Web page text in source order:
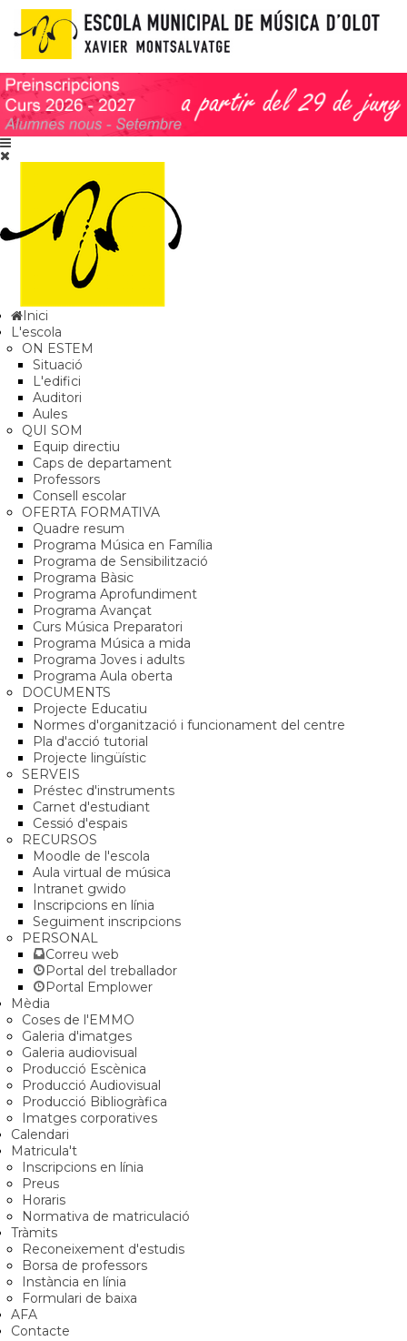
Inici
L'escola
ON ESTEM
Situació
L'edifici
Auditori
Aules
QUI SOM
Equip directiu
Caps de departament
Professors
Consell escolar
OFERTA FORMATIVA
Quadre resum
Programa Música en Família
Programa de Sensibilització
Programa Bàsic
Programa Aprofundiment
Programa Avançat
Curs Música Preparatori
Programa Música a mida
Programa Joves i adults
Programa Aula oberta
DOCUMENTS
Projecte Educatiu
Normes d'organització i funcionament del centre
Pla d'acció tutorial
Projecte lingüístic
SERVEIS
Préstec d'instruments
Carnet d'estudiant
Cessió d'espais
RECURSOS
Moodle de l'escola
Aula virtual de música
Intranet gwido
Inscripcions en línia
Seguiment inscripcions
PERSONAL
Correu web
Portal del treballador
Portal Emplower
Mèdia
Coses de l'EMMO
Galeria d'imatges
Galeria audiovisual
Producció Escènica
Producció Audiovisual
Producció Bibliogràfica
Imatges corporatives
Calendari
Matricula't
Inscripcions en línia
Preus
Horaris
Normativa de matriculació
Tràmits
Reconeixement d'estudis
Borsa de professors
Instància en línia
Formulari de baixa
AFA
Contacte